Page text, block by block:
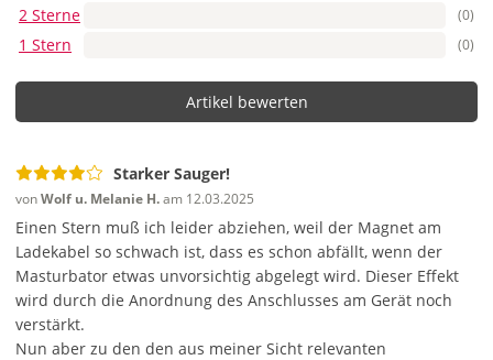
2 Sterne (0)
1 Stern (0)
Artikel bewerten
Starker Sauger!
vonWolf u. Melanie H.am 12.03.2025
Einen Stern muß ich leider abziehen, weil der Magnet am
Ladekabel so schwach ist, dass es schon abfällt, wenn der
Masturbator etwas unvorsichtig abgelegt wird. Dieser Effekt
wird durch die Anordnung des Anschlusses am Gerät noch
verstärkt.
Nun aber zu den den aus meiner Sicht relevanten